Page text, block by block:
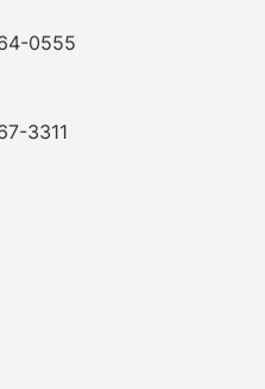
0555
3311